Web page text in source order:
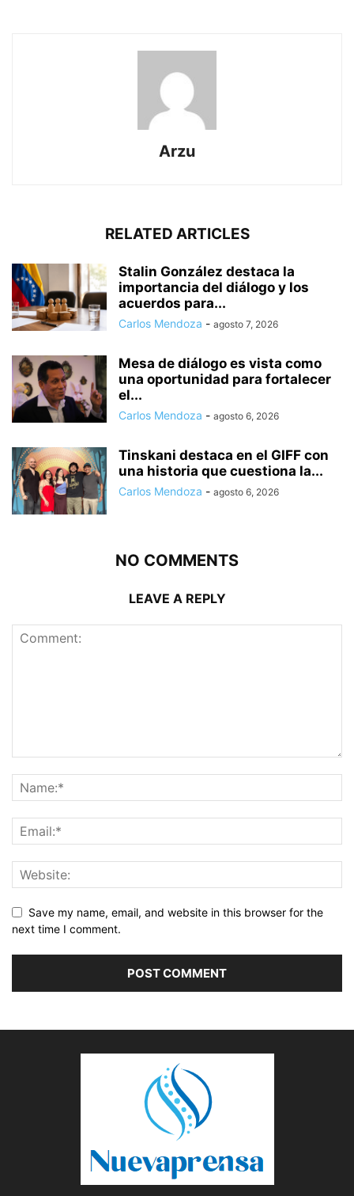
Arzu
RELATED ARTICLES
Stalin González destaca la
importancia del diálogo y los
acuerdos para...
Carlos Mendoza - agosto 7, 2026
Mesa de diálogo es vista como
una oportunidad para fortalecer
el...
Carlos Mendoza - agosto 6, 2026
Tinskani destaca en el GIFF con
una historia que cuestiona la...
Carlos Mendoza - agosto 6, 2026
NO COMMENTS
LEAVE A REPLY
Save my name, email, and website in this browser for the
next time I comment.